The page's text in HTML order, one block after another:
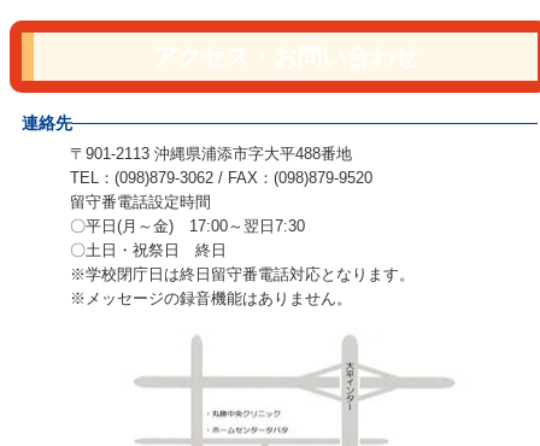
連絡先
〒901-2113 沖縄県浦添市字大平488番地
TEL：(098)879-3062 / FAX：(098)879-9520
留守番電話設定時間
〇平日(月～金) 17:00～翌日7:30
〇土日・祝祭日 終日
※学校閉庁日は終日留守番電話対応となります。
※メッセージの録音機能はありません。